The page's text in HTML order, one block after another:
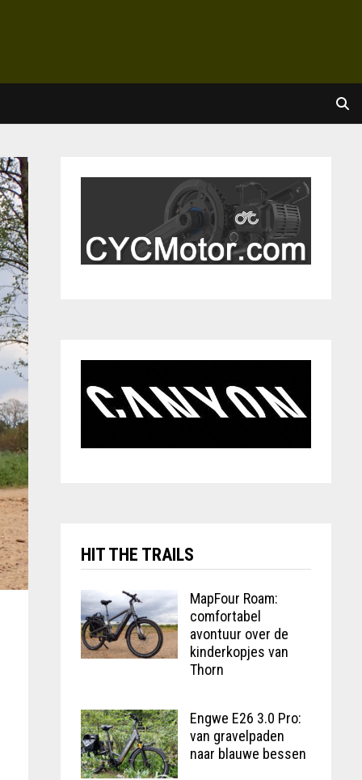
HIT THE TRAILS
MapFour Roam:
comfortabel
avontuur over de
kinderkopjes van
Thorn
Engwe E26 3.0 Pro:
van gravelpaden
naar blauwe bessen